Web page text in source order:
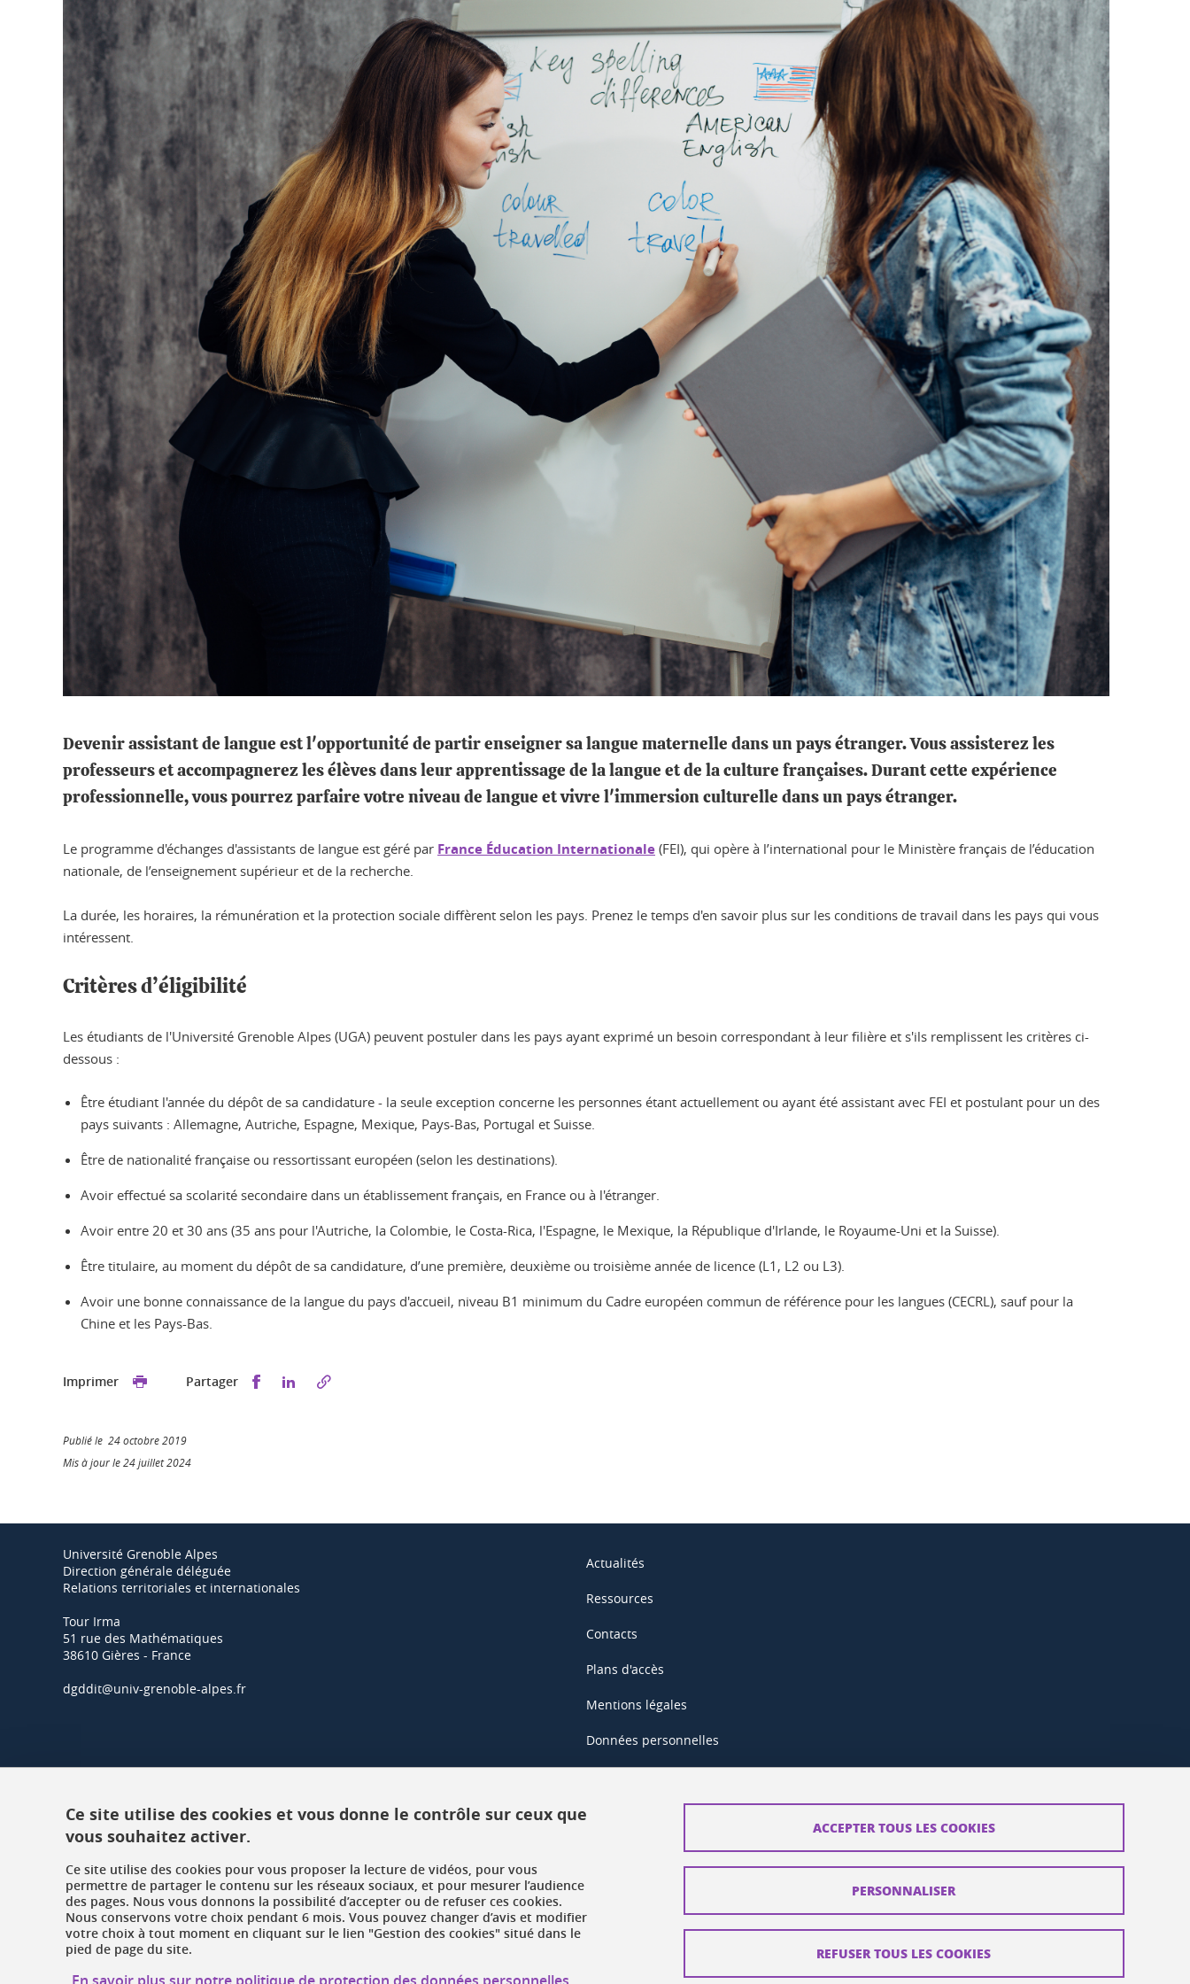
Devenir assistant de langue est l'opportunité de partir enseigner sa langue maternelle dans un pays étranger. Vous assisterez les
professeurs et accompagnerez les élèves dans leur apprentissage de la langue et de la culture françaises. Durant cette expérience
professionnelle, vous pourrez parfaire votre niveau de langue et vivre l'immersion culturelle dans un pays étranger.
Le programme d'échanges d'assistants de langue est géré par France Éducation Internationale (FEI), qui opère à l’international pour le Ministère français de l’éducation
nationale, de l’enseignement supérieur et de la recherche.
La durée, les horaires, la rémunération et la protection sociale diffèrent selon les pays. Prenez le temps d'en savoir plus sur les conditions de travail dans les pays qui vous
intéressent.
Critères d’éligibilité
Les étudiants de l'Université Grenoble Alpes (UGA) peuvent postuler dans les pays ayant exprimé un besoin correspondant à leur filière et s'ils remplissent les critères ci-
dessous :
Être étudiant l'année du dépôt de sa candidature - la seule exception concerne les personnes étant actuellement ou ayant été assistant avec FEI et postulant pour un des
pays suivants : Allemagne, Autriche, Espagne, Mexique, Pays-Bas, Portugal et Suisse.
Être de nationalité française ou ressortissant européen (selon les destinations).
Avoir effectué sa scolarité secondaire dans un établissement français, en France ou à l'étranger.
Avoir entre 20 et 30 ans (35 ans pour l'Autriche, la Colombie, le Costa-Rica, l'Espagne, le Mexique, la République d'Irlande, le Royaume-Uni et la Suisse).
Être titulaire, au moment du dépôt de sa candidature, d’une première, deuxième ou troisième année de licence (L1, L2 ou L3).
Avoir une bonne connaissance de la langue du pays d'accueil, niveau B1 minimum du Cadre européen commun de référence pour les langues (CECRL), sauf pour la
Chine et les Pays-Bas.
Imprimer Partager Partager sur Facebook
Partager sur LinkedIn
Publié le 24 octobre 2019
Mis à jour le 24 juillet 2024
Université Grenoble Alpes
Direction générale déléguée
Relations territoriales et internationales
Tour Irma
51 rue des Mathématiques
38610 Gières - France
dgddit@univ-grenoble-alpes.fr
Actualités
Ressources
Contacts
Plans d'accès
Mentions légales
Données personnelles
Ce site utilise des cookies et vous donne le contrôle sur ceux que
vous souhaitez activer.
Ce site utilise des cookies pour vous proposer la lecture de vidéos, pour vous
permettre de partager le contenu sur les réseaux sociaux, et pour mesurer l’audience
des pages. Nous vous donnons la possibilité d’accepter ou de refuser ces cookies.
Nous conservons votre choix pendant 6 mois. Vous pouvez changer d’avis et modifier
votre choix à tout moment en cliquant sur le lien "Gestion des cookies" situé dans le
pied de page du site.
ACCEPTER TOUS LES COOKIES
REFUSER TOUS LES COOKIES
PERSONNALISER